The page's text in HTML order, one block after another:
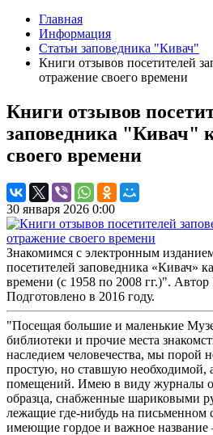
Главная
Информация
Статьи заповедника "Кивач"
Книги отзывов посетителей
отражение своего времени
Книги отзывов
заповедника "Кивач"
своего времени
30 января 2026 0:00
Знакомимся с электронным
посетителей заповедника «Кивач»
времени (с 1958 по 2008 гг.)".
Подготовлено в 2016 году.
"Посещая большие и маленькие
библиотеки и прочие места
наследием человечества, мы порой
простую, но ставшую необходимой,
помещений. Имею в виду журналы
образца, снабженные шариковыми
лежащие где-нибудь на письменном
имеющие гордое и важное